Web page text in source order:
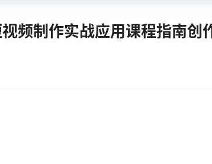
频制作实战应用课程指南创